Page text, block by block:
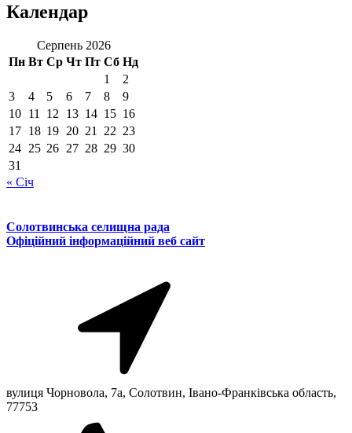
Календар
Серпень 2026
Пн Вт Ср Чт Пт Сб Нд
1
2
3
4 5 6 7 8
9
10 11 12 13 14 15 16
17 18 19 20 21 22 23
24 25 26 27 28 29 30
31
« Січ
Солотвинська селищна рада
Офіційний інформаційний веб сайт
вулиця Чорновола, 7a, Солотвин, Івано-Франківська область,
77753